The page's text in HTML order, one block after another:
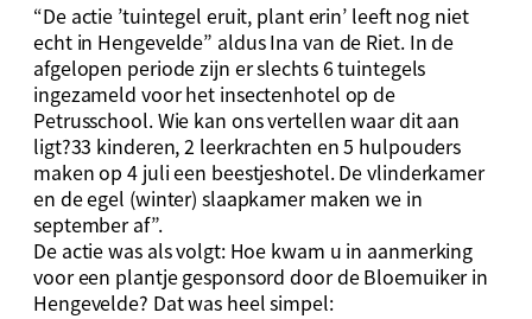
“De actie ’tuintegel eruit, plant erin’ leeft nog niet
echt in Hengevelde” aldus Ina van de Riet. In de
afgelopen periode zijn er slechts 6 tuintegels
ingezameld voor het insectenhotel op de
Petrusschool. Wie kan ons vertellen waar dit aan
ligt?33 kinderen, 2 leerkrachten en 5 hulpouders
maken op 4 juli een beestjeshotel. De vlinderkamer
en de egel (winter) slaapkamer maken we in
september af”.
De actie was als volgt: Hoe kwam u in aanmerking
voor een plantje gesponsord door de Bloemuiker in
Hengevelde? Dat was heel simpel: